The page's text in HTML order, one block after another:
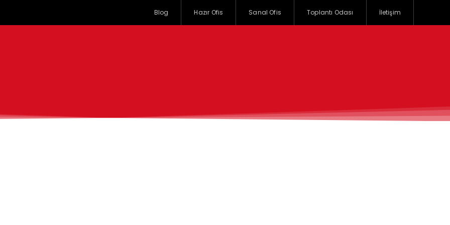
Blog Hazır Ofis Sanal Ofis Toplantı Odası İletişim